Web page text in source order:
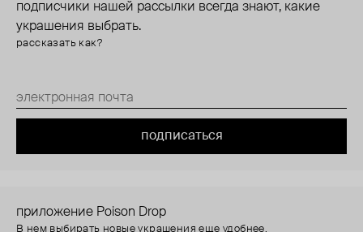
подписчики нашей рассылки всегда знают, какие
украшения выбрать.
рассказать как?
подписаться
приложение Poison Drop
В нем выбирать новые украшения еще удобнее.